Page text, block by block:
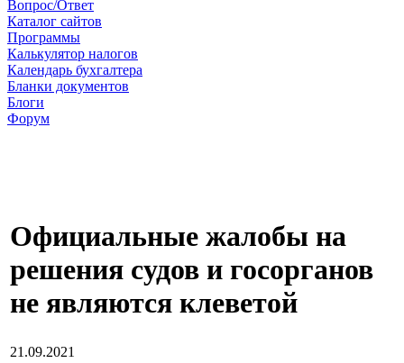
Вопрос/Ответ
Каталог сайтов
Программы
Калькулятор налогов
Календарь бухгалтера
Бланки документов
Блоги
Форум
Официальные жалобы на
решения судов и госорганов
не являются клеветой
21.09.2021